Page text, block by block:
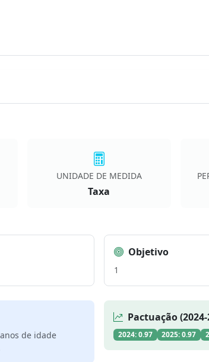
UNIDADE DE MEDIDA
Taxa
Objetivo
1
de idade
Pactuação (2024-
2024: 0.97 2025: 0.97